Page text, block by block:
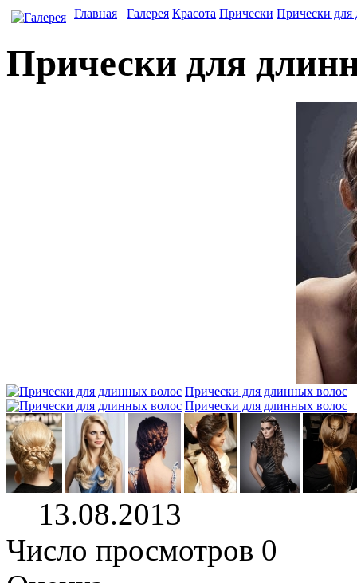
Главная Галерея Красота Прически Прически для
Прически для
Прически для длинных волос
Прически для длинных волос
13.08.2013
Число просмотров 0